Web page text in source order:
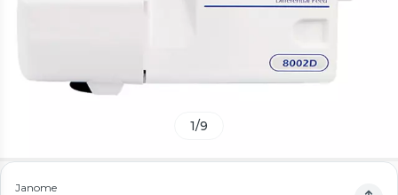
1/9
Janome